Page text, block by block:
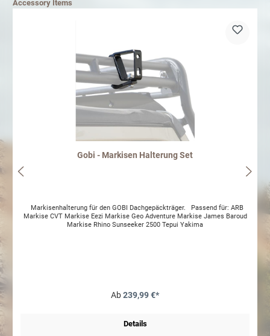
Accessory Items
Gobi - Markisen Halterung Set
Markisenhalterung für den GOBI Dachgepäckträger. Passend für: ARB
Markise CVT Markise Eezi Markise Geo Adventure Markise James Baroud
Markise Rhino Sunseeker 2500 Tepui Yakima
Ab239,99 €*
Details